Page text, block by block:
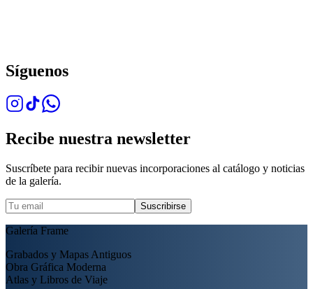
Síguenos
Recibe nuestra newsletter
Suscríbete para recibir nuevas incorporaciones al catálogo y noticias
de la galería.
Suscribirse
Galería Frame
Grabados y Mapas Antiguos
Obra Gráfica Moderna
Atlas y Libros de Viaje